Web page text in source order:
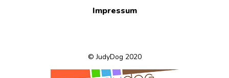
Impressum
© JudyDog 2020